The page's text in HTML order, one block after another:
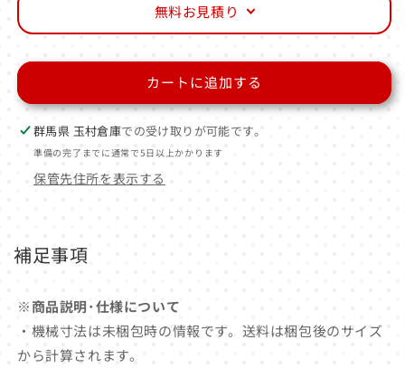
無料お見積り
カートに追加する
群馬県 玉村倉庫での受け取りが可能です。
準備の完了までに通常で5日以上かかります
保管先住所を表示する
補足事項
※商品説明･仕様について
・機械寸法は未梱包時の情報です。送料は梱包後のサイズ
から計算されます。